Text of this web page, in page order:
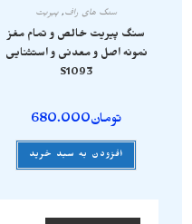
سنگ های راف, پیریت
سنگ پیریت خالص و تمام مغز
نمونه اصل و معدنی و استثنایی
S1093
تومان680.000
افزودن به سبد خرید